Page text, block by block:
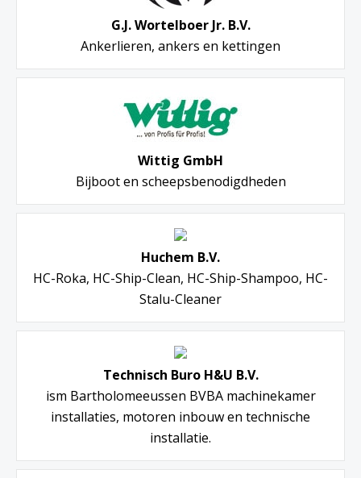
G.J. Wortelboer Jr. B.V.
Ankerlieren, ankers en kettingen
Wittig GmbH
Bijboot en scheepsbenodigdheden
Huchem B.V.
HC-Roka, HC-Ship-Clean, HC-Ship-Shampoo, HC-
Stalu-Cleaner
Technisch Buro H&U B.V.
ism Bartholomeeussen BVBA machinekamer
installaties, motoren inbouw en technische
installatie.